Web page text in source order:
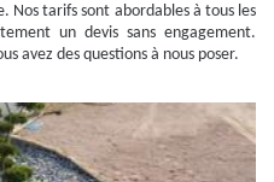
Nos tarifs sont abordables à tous les
un devis sans engagement.
avez des questions à nous poser.